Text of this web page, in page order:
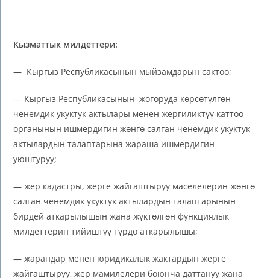
Кызматтык милдеттери:
— Кыргыз Республикасынын мыйзамдарын сактоо;
— Кыргыз Республикасынын жогоруда көрсөтүлгөн
ченемдик укуктук актылары менен жергиликтүү каттоо
органынын ишмердигин жөнгө салган ченемдик укуктук
актылардын талаптарына жараша ишмердигин
уюштуруу;
— жер кадастры, жерге жайгаштыруу маселелерин жөнгө
салган ченемдик укуктук актылардын талаптарынын
бирдей аткарылышын жана жүктөлгөн функциялык
милдеттерин тийиштүү түрдө аткарылышы;
— жарандар менен юридикалык жактардын жерге
жайгаштыруу, жер мамилелери боюнча даттануу жана